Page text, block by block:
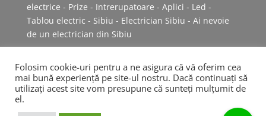
electrice - Prize - Intrerupatoare - Aplici - Led -
Tablou electric - Sibiu - Electrician Sibiu - Ai nevoie
de un electrician din Sibiu
Folosim cookie-uri pentru a ne asigura că vă oferim cea
mai bună experiență pe site-ul nostru. Dacă continuați să
utilizați acest site vom presupune că sunteți mulțumit de
el.